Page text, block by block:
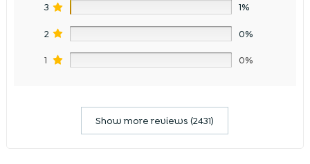
3 1%
2 0%
1 0%
Show more reviews (2431)